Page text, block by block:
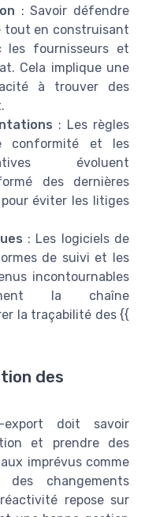
: Savoir défendre
tout en construisant
les fournisseurs et
Cela implique une
à trouver des
: Les règles
conformité et les
évoluent
des dernières
éviter les litiges
: Les logiciels de
de suivi et les
incontournables
la chaîne
la traçabilité des {{
des
export doit savoir
et prendre des
imprévus comme
changements
repose sur